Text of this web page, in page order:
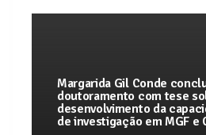
Margarida Gil Conde
doutoramento com tese
desenvolvimento da
de investigação em MGF e